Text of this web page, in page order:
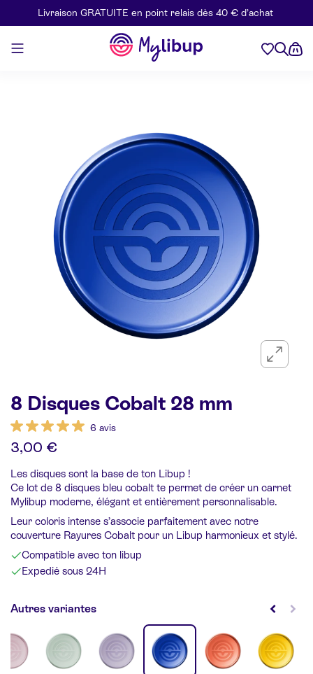
Aller au contenu
Livraison GRATUITE en point relais dès 40 € d’achat
Mylibup
8 Disques Cobalt 28 mm
6 avis
3,00 €
Les disques sont la base de ton Libup !
Ce lot de 8 disques bleu cobalt te permet de créer un carnet
Mylibup moderne, élégant et entièrement personnalisable.
Leur coloris intense s’associe parfaitement avec notre
couverture Rayures Cobalt pour un Libup harmonieux et stylé.
Compatible avec ton libup
Expedié sous 24H
Autres variantes